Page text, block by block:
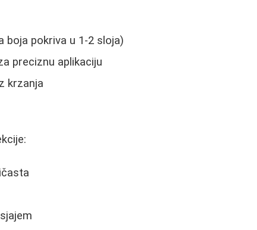
boja pokriva u 1-2 sloja)
preciznu aplikaciju
krzanja